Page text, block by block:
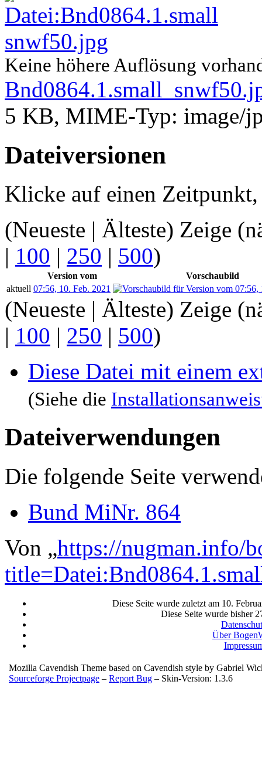
Keine höhere Auflösung
5 KB, MIME-Typ: image/
Dateiversionen
Klicke auf einen Zeitpunkt,
(Neueste | Älteste) Zeige
| 100 | 250 | 500)
Version vom
Vorschaubild
aktuell 07:56, 10. Feb. 2021
(Neueste | Älteste) Zeige
| 100 | 250 | 500)
Diese Datei mit einem
(Siehe die
Dateiverwendungen
Die folgende Seite
Bund MiNr. 864
Von „https://nugman.info/
Diese Seite wurde zuletzt am 10.
Diese Seite wurde bisher
Über
Mozilla Cavendish Theme based on Cavendish style by Gabriel
Sourceforge Projectpage – Report Bug – Skin-Version: 1.3.6